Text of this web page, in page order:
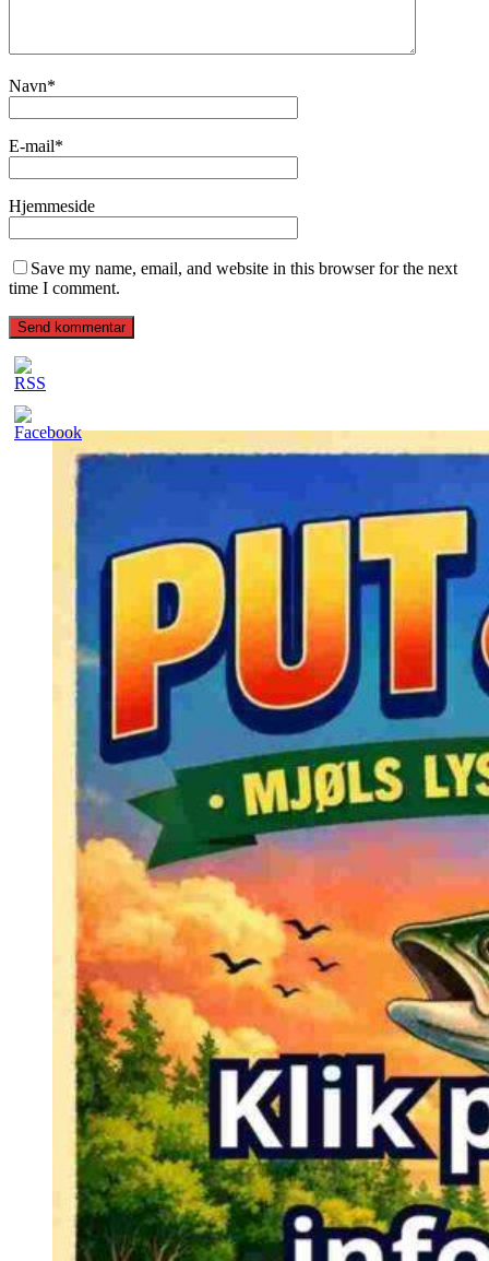
Navn*
E-mail*
Hjemmeside
Save my name, email, and website in this browser for the next
time I comment.